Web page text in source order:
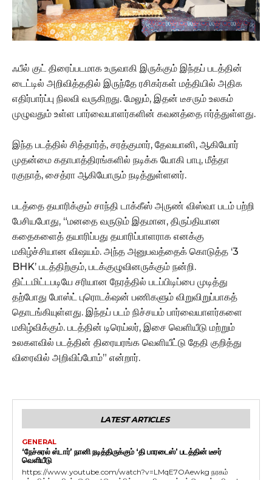
ஃபீல் குட் திரைப்படமாக உருவாகி இருக்கும் இந்தப் படத்தின்
டைட்டில் அறிவித்ததில் இருந்தே ரசிகர்கள் மத்தியில் அதிக
எதிர்பார்ப்பு நிலவி வருகிறது. மேலும், இதன் டீசரும் உலகம்
முழுவதும் உள்ள பார்வையாளர்களின் கவனத்தை ஈர்த்துள்ளது.
இந்த படத்தில் சித்தார்த், சரத்குமார், தேவயானி, ஆகியோர்
முதன்மை கதாபாத்திரங்களில் நடிக்க யோகி பாபு, மீத்தா
ரகுநாத், சைத்ரா ஆகியோரும் நடித்துள்ளனர்.
படத்தை தயாரிக்கும் சாந்தி டாக்கீஸ் அருண் விஸ்வா படம் பற்றி
பேசியபோது, “மனதை வருடும் இதமான, திருப்தியான
கதைகளைத் தயாரிப்பது தயாரிப்பாளராக எனக்கு
மகிழ்ச்சியான விஷயம். அந்த அனுபவத்தைக் கொடுத்த ‘3
BHK’ படத்திற்கும், படக்குழுவினருக்கும் நன்றி.
திட்டமிட்டபடியே சரியான நேரத்தில் படப்பிடிப்பை முடித்து
தற்போது போஸ்ட் புரொடக்‌ஷன் பணிகளும் விறுவிறுப்பாகத்
தொடங்கியுள்ளது. இந்தப் படம் நிச்சயம் பார்வையாளர்களை
மகிழ்விக்கும். படத்தின் டிரெய்லர், இசை வெளியீடு மற்றும்
உலகளவில் படத்தின் திரையரங்க வெளியீட்டு தேதி குறித்து
விரைவில் அறிவிப்போம்” என்றார்.
LATEST ARTICLES
GENERAL
‘நேச்சுரல் ஸ்டார்’ நானி நடித்திருக்கும் ‘தி பாரடைஸ்’ படத்தின் டீசர்
வெளியீடு
https://www.youtube.com/watch?v=LMqE7OAewkg நரகம்